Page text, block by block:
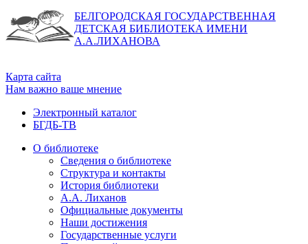
БЕЛГОРОДСКАЯ ГОСУДАРСТВЕННАЯ
ДЕТСКАЯ БИБЛИОТЕКА ИМЕНИ
А.А.ЛИХАНОВА
Карта сайта
Нам важно ваше мнение
Электронный каталог
БГДБ-ТВ
О библиотеке
Сведения о библиотеке
Структура и контакты
История библиотеки
А.А. Лиханов
Официальные документы
Наши достижения
Государственные услуги